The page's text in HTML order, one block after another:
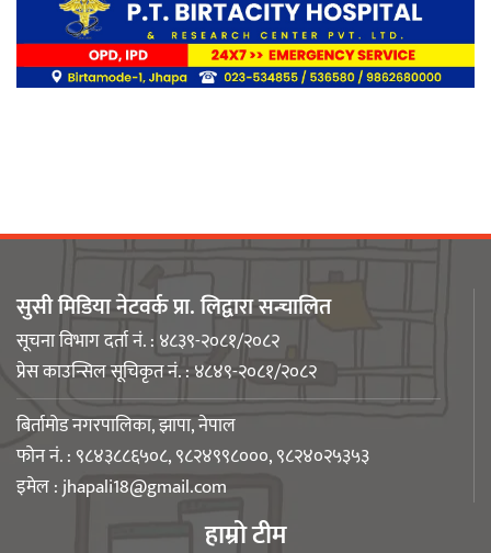
लिङ्कन मन्टेश्वरीमा खिर दिवस मनाइयो
नेपाली युवा उद्यमी मञ्च झापाको अध्यक्षमा
मिजास पोखरेल
बिर्तामोड स्मार्ट लेडीद्धारा सामुदायिक
कुकुरलाई खानासहित स्वैच्छिक आँखादान
सुसी मिडिया नेटवर्क प्रा. लिद्वारा सन्चालित
सूचना विभाग दर्ता नं. : ४८३९-२०८१/२०८२
प्रेस काउन्सिल सूचिकृत नं. : ४८४९-२०८१/२०८२
बिर्तामोड नगरपालिका, झापा, नेपाल
फोन नं. : ९८४३८८६५०८, ९८२४९९८०००, ९८२४०२५३५३
इमेल :jhapali18@gmail.com
हाम्रो टीम